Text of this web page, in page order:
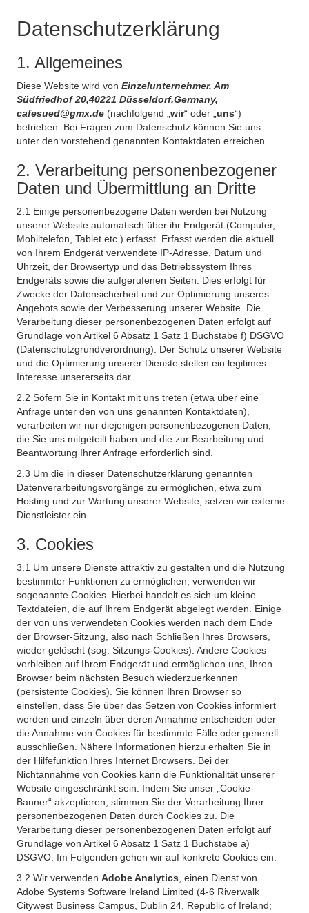
Datenschutzerklärung
1. Allgemeines
Diese Website wird von Einzelunternehmer, Am
Südfriedhof 20,40221 Düsseldorf,Germany,
cafesued@gmx.de (nachfolgend „ wir“ oder „ uns“)
betrieben. Bei Fragen zum Datenschutz können Sie uns
unter den vorstehend genannten Kontaktdaten erreichen.
2. Verarbeitung personenbezogener
Daten und Übermittlung an Dritte
2.1 Einige personenbezogene Daten werden bei Nutzung
unserer Website automatisch über ihr Endgerät (Computer,
Mobiltelefon, Tablet etc.) erfasst. Erfasst werden die aktuell
von Ihrem Endgerät verwendete IP-Adresse, Datum und
Uhrzeit, der Browsertyp und das Betriebssystem Ihres
Endgeräts sowie die aufgerufenen Seiten. Dies erfolgt für
Zwecke der Datensicherheit und zur Optimierung unseres
Angebots sowie der Verbesserung unserer Website. Die
Verarbeitung dieser personenbezogenen Daten erfolgt auf
Grundlage von Artikel 6 Absatz 1 Satz 1 Buchstabe f) DSGVO
(Datenschutzgrundverordnung). Der Schutz unserer Website
und die Optimierung unserer Dienste stellen ein legitimes
Interesse unsererseits dar.
2.2 Sofern Sie in Kontakt mit uns treten (etwa über eine
Anfrage unter den von uns genannten Kontaktdaten),
verarbeiten wir nur diejenigen personenbezogenen Daten,
die Sie uns mitgeteilt haben und die zur Bearbeitung und
Beantwortung Ihrer Anfrage erforderlich sind.
2.3 Um die in dieser Datenschutzerklärung genannten
Datenverarbeitungsvorgänge zu ermöglichen, etwa zum
Hosting und zur Wartung unserer Website, setzen wir externe
Dienstleister ein.
3. Cookies
3.1 Um unsere Dienste attraktiv zu gestalten und die Nutzung
bestimmter Funktionen zu ermöglichen, verwenden wir
sogenannte Cookies. Hierbei handelt es sich um kleine
Textdateien, die auf Ihrem Endgerät abgelegt werden. Einige
der von uns verwendeten Cookies werden nach dem Ende
der Browser-Sitzung, also nach Schließen Ihres Browsers,
wieder gelöscht (sog. Sitzungs-Cookies). Andere Cookies
verbleiben auf Ihrem Endgerät und ermöglichen uns, Ihren
Browser beim nächsten Besuch wiederzuerkennen
(persistente Cookies). Sie können Ihren Browser so
einstellen, dass Sie über das Setzen von Cookies informiert
werden und einzeln über deren Annahme entscheiden oder
die Annahme von Cookies für bestimmte Fälle oder generell
ausschließen. Nähere Informationen hierzu erhalten Sie in
der Hilfefunktion Ihres Internet Browsers. Bei der
Nichtannahme von Cookies kann die Funktionalität unserer
Website eingeschränkt sein. Indem Sie unser „Cookie-
Banner“ akzeptieren, stimmen Sie der Verarbeitung Ihrer
personenbezogenen Daten durch Cookies zu. Die
Verarbeitung dieser personenbezogenen Daten erfolgt auf
Grundlage von Artikel 6 Absatz 1 Satz 1 Buchstabe a)
DSGVO. Im Folgenden gehen wir auf konkrete Cookies ein.
3.2 Wir verwenden Adobe Analytics , einen Dienst von
Adobe Systems Software Ireland Limited (4-6 Riverwalk
Citywest Business Campus, Dublin 24, Republic of Ireland;